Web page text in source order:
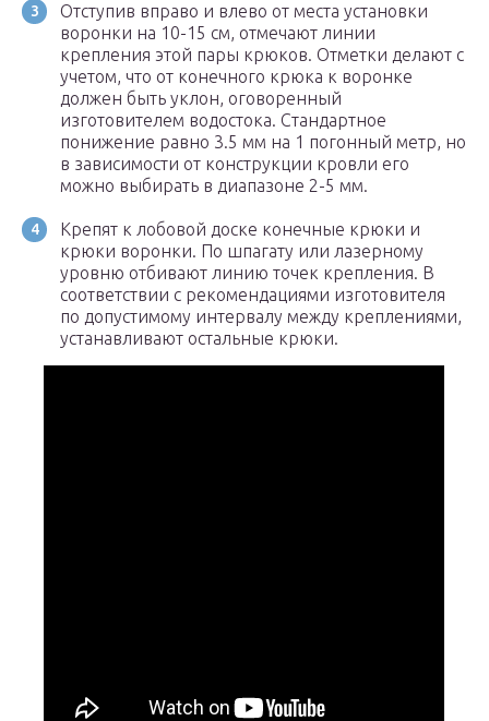
Отступив вправо и влево от места установки
воронки на 10-15 см, отмечают линии
крепления этой пары крюков. Отметки делают с
учетом, что от конечного крюка к воронке
должен быть уклон, оговоренный
изготовителем водостока. Стандартное
понижение равно 3.5 мм на 1 погонный метр, но
в зависимости от конструкции кровли его
можно выбирать в диапазоне 2-5 мм.
Крепят к лобовой доске конечные крюки и
крюки воронки. По шпагату или лазерному
уровню отбивают линию точек крепления. В
соответствии с рекомендациями изготовителя
по допустимому интервалу между креплениями,
устанавливают остальные крюки.